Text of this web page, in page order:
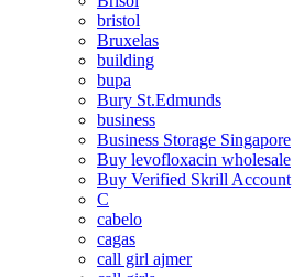
bristol
Bruxelas
building
bupa
Bury St.Edmunds
business
Business Storage Singapore
Buy levofloxacin wholesale
Buy Verified Skrill Account
C
cabelo
cagas
call girl ajmer